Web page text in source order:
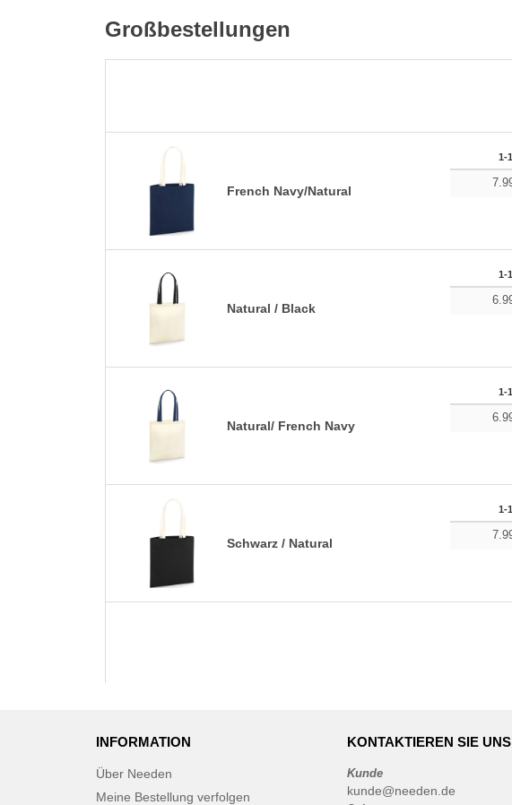
Großbestellungen
French Navy/Natural
1-
Natural / Black
1-
Natural/ French Navy
1-
Schwarz / Natural
1-
INFORMATION
Über Needen
Meine Bestellung verfolgen
KONTAKTIEREN SIE UNS
Kunde
kunde@needen.de